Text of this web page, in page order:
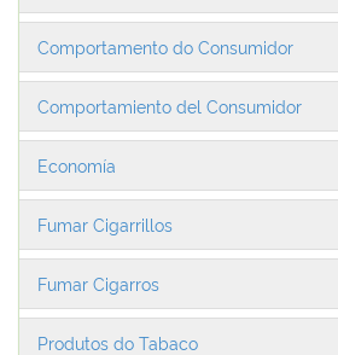
Comportamento do Consumidor
Comportamiento del Consumidor
Economía
Fumar Cigarrillos
Fumar Cigarros
Produtos do Tabaco